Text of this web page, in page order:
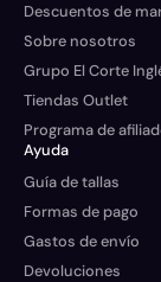
Descuentos de
Sobre nosotros
Grupo El Corte
Tiendas Outlet
Programa de
Ayuda
Guía de tallas
Formas de pago
Gastos de envío
Devoluciones